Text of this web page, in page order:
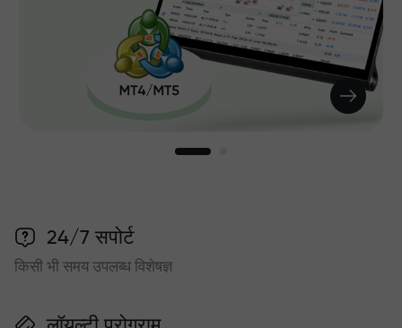
24/7 सपोर्ट
किसी भी समय उपलब्ध विशेषज्ञ